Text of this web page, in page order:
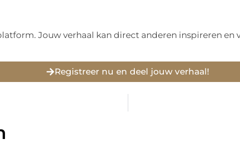
Jouw verhaal kan direct anderen inspireren
Registreer nu en deel jouw verhaal!